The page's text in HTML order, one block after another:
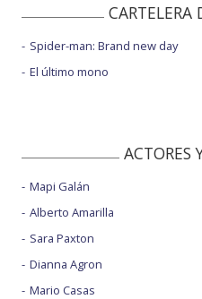
CARTELERA
Spider-man: Brand new day
El último mono
ACTORES
Mapi Galán
Alberto Amarilla
Sara Paxton
Dianna Agron
Mario Casas